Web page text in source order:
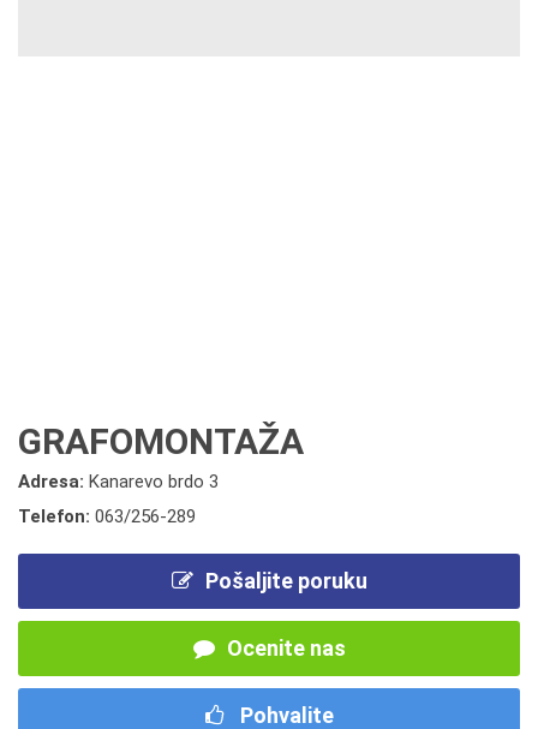
GRAFOMONTAŽA
Adresa: Kanarevo brdo 3
Telefon: 063/256-289
Pošaljite poruku
Ocenite nas
Pohvalite